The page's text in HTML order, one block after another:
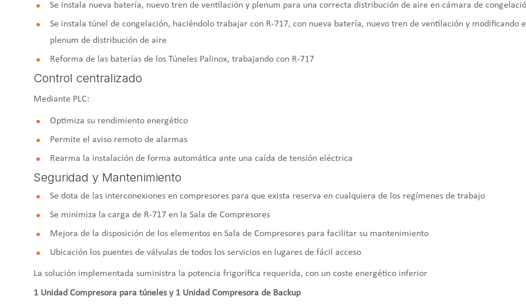
Se instala nueva batería, nuevo tren de ventilación y plenum para una correcta distribución de aire en cámara de
Se instala túnel de congelación, haciéndolo trabajar con R-717, con nueva batería, nuevo tren de ventilación y modificando
plenum de distribución de aire
Reforma de las baterías de los Túneles Palinox, trabajando con R-717
Control centralizado
Mediante PLC:
Optimiza su rendimiento energético
Permite el aviso remoto de alarmas
Rearma la instalación de forma automática ante una caída de tensión eléctrica
Seguridad y Mantenimiento
Se dota de las interconexiones en compresores para que exista reserva en cualquiera de los regímenes de trabajo
Se minimiza la carga de R-717 en la Sala de Compresores
Mejora de la disposición de los elementos en Sala de Compresores para facilitar su mantenimiento
Ubicación los puentes de válvulas de todos los servicios en lugares de fácil acceso
La solución implementada suministra la potencia frigorífica requerida, con un coste energético inferior
1 Unidad Compresora para túneles y 1 Unidad Compresora de Backup